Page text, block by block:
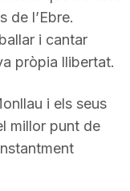
de l’Ebre.
i cantar
pròpia llibertat.
i els seus
millor punt de